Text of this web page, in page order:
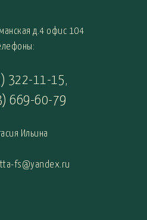
д.4 офис 104
322-11-15,
669-60-79
Ильина
fs@yandex.ru